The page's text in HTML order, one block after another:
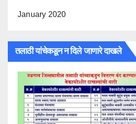
January 2020
तलाठी यांचेकडून न दिले जाणारे दाखले